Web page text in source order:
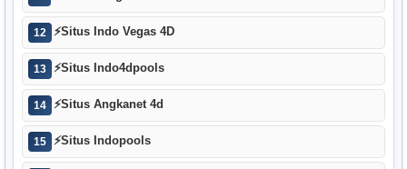
12 ⚡Situs Indo Vegas 4D
13 ⚡Situs Indo4dpools
14 ⚡Situs Angkanet 4d
15 ⚡Situs Indopools